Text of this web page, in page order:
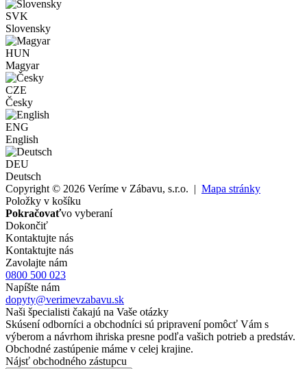
SVK
Slovensky
HUN
Magyar
CZE
Česky
ENG
English
DEU
Deutsch
Copyright © 2026 Veríme v Zábavu, s.r.o. | Mapa stránky
Položky v košíku
Pokračovaťvo vyberaní
Dokončiť
Kontaktujte nás
Kontaktujte nás
Zavolajte nám
0800 500 023
Napíšte nám
dopyty@verimevzabavu.sk
Naši špecialisti čakajú na Vaše otázky
Skúsení odborníci a obchodníci sú pripravení pomôcť Vám s
výberom a návrhom ihriska presne podľa vašich potrieb a predstáv.
Obchodné zastúpenie máme v celej krajine.
Nájsť obchodného zástupcu